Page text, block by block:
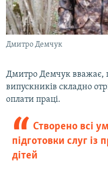
Дмитро Демчук
Дмитро Демчук вважає,
випускників складно
оплати праці.
Створено всі
підготовки слуг із
дітей